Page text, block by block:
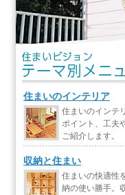
住まいのインテリア
住まいのインテ
ポイント、工夫
ご紹介します。
収納と住まい
住まいの快適性
納の使い勝手。